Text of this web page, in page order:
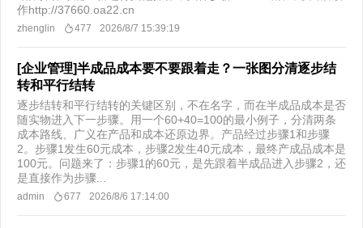
作http://37660.oa22.cn
zhenglin 477 2026/8/7 15:39:19
[企业管理]半成品成本要不要跟着走？一张图分清逐步结
转和平行结转
逐步结转和平行结转的关键区别，不在名字，而在半成品成本是否
随实物进入下一步骤。用一个60+40=100的最小例子，分清两条
成本路线、广义在产品和成本还原边界。产品经过步骤1和步骤
2。步骤1发生60元成本，步骤2发生40元成本，最终产成品成本是
100元。问题来了：步骤1的60元，是先跟着半成品进入步骤2，还
是直接作为步骤...
admin 677 2026/8/6 17:14:00